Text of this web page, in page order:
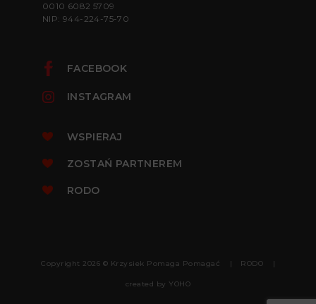
0010 6082 5709
NIP: 944-224-75-70
FACEBOOK
INSTAGRAM
WSPIERAJ
ZOSTAŃ PARTNEREM
RODO
Copyright 2026 © Krzysiek Pomaga Pomagać RODO
created by YOHO